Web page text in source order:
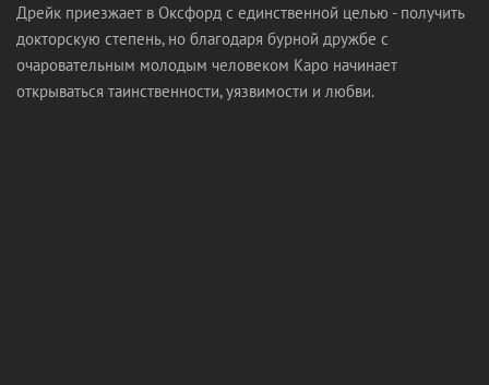
Дрейк приезжает в Оксфорд с единственной целью - получить
докторскую степень, но благодаря бурной дружбе с
очаровательным молодым человеком Каро начинает
открываться таинственности, уязвимости и любви.